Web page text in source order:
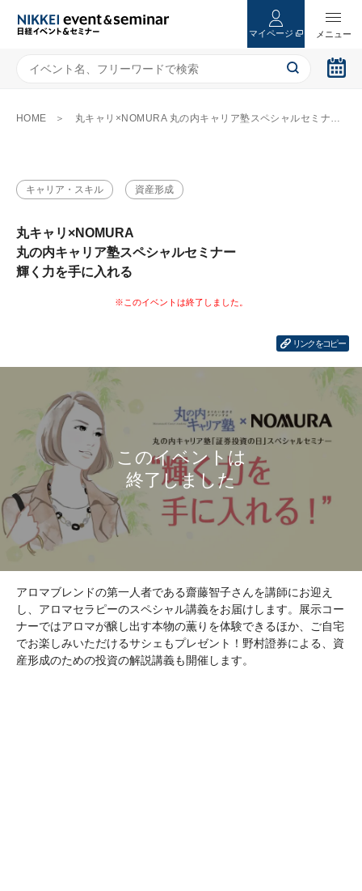
マイページ
HOME 丸キャリ×NOMURA 丸の内キャリア塾スペシャルセミナー 輝く力を手に入れる
キャリア・スキル 資産形成
丸キャリ×NOMURA
丸の内キャリア塾スペシャルセミナー
輝く力を手に入れる
リンクをコピー
アロマブレンドの第一人者である齋藤智子さんを講師にお迎え
し、アロマセラピーのスペシャル講義をお届けします。展示コー
ナーではアロマが醸し出す本物の薫りを体験できるほか、ご自宅
でお楽しみいただけるサシェもプレゼント！野村證券による、資
産形成のための投資の解説講義も開催します。